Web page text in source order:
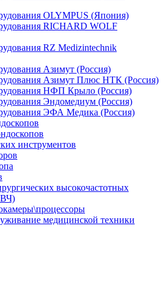
OLYMPUS (Япония)
RICHARD WOLF
RZ Medizintechnik
Азимут (Россия)
Азимут Плюс НТК (Россия)
НФП Крыло (Россия)
Эндомедиум (Россия)
ЭФА Медика (Россия)
инструментов
высокочастотных
медицинской техники